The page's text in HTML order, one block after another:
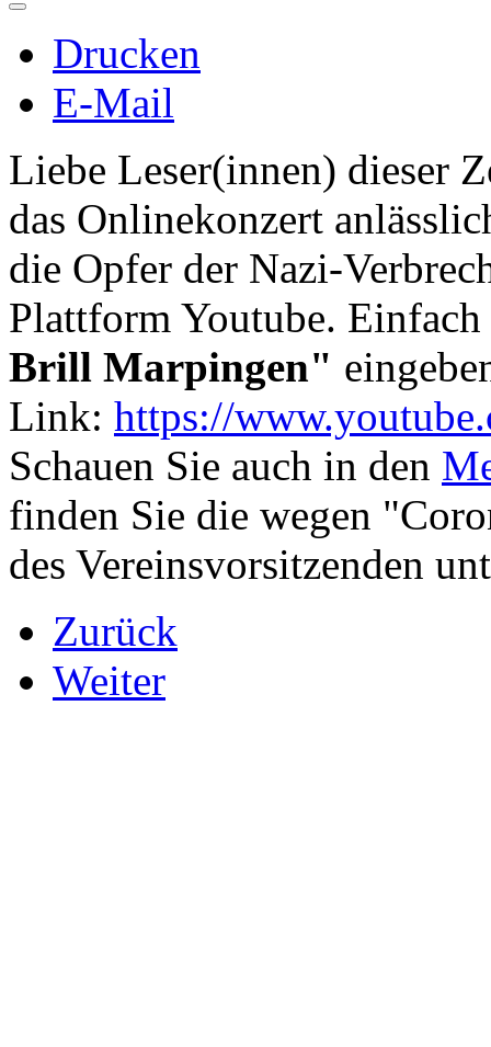
Drucken
E-Mail
Liebe Leser(innen) dieser
das Onlinekonzert
die Opfer der Nazi-
Plattform Youtube.
Brill Marpingen"
Link: https://
Schauen Sie auch in den
finden Sie die wegen
des Vereinsvorsitzenden
Zurück
Weiter